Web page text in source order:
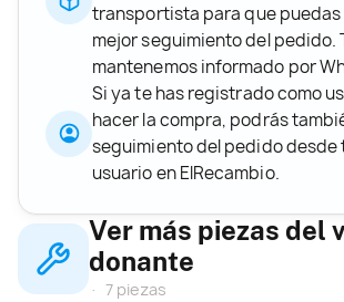
transportista para que puedas
mejor seguimiento del pedido.
mantenemos informado por
Si ya te has registrado como
hacer la compra, podrás
seguimiento del pedido desde
usuario en ElRecambio.
Ver más piezas del
donante
7 piezas